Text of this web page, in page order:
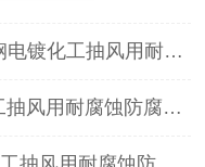
用耐腐蚀防腐离心通风机
蚀防腐防爆离心通风机